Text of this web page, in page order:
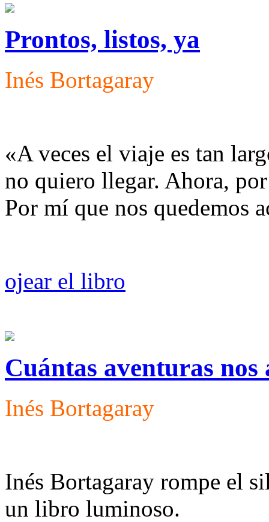
Prontos, listos, ya
Inés Bortagaray
«A veces el viaje es tan
no quiero llegar. Ahora,
Por mí que nos quedemos
ojear el libro
Cuántas aventuras nos
Inés Bortagaray
Inés Bortagaray rompe el
un libro luminoso.